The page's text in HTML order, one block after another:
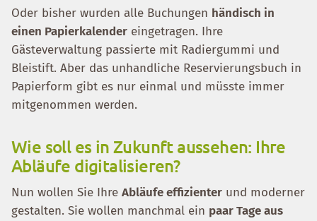
Oder bisher wurden alle Buchungen händisch in
einen Papierkalender eingetragen. Ihre
Gästeverwaltung passierte mit Radiergummi und
Bleistift. Aber das unhandliche Reservierungsbuch in
Papierform gibt es nur einmal und müsste immer
mitgenommen werden.
Wie soll es in Zukunft aussehen: Ihre
Abläufe digitalisieren?
Nun wollen Sie Ihre Abläufe effizienter und moderner
gestalten. Sie wollen manchmal ein paar Tage aus